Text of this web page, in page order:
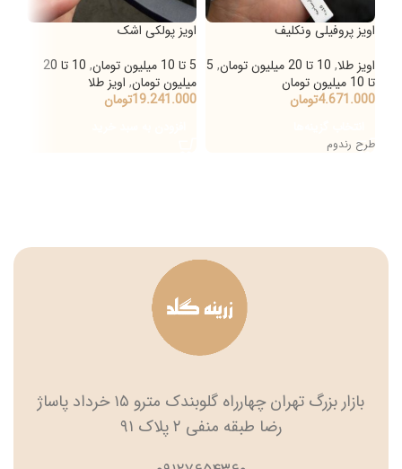
اویز پروفیلی ونکلیف
اویز طلا, 10 تا 20 میلیون تومان ,
5
تا 10 میلیون تومان
4.671.000تومان
طرح رندوم
اویز پولکی اشک
5 تا 10 میلیون تومان
,
10 تا 20
میلیون تومان, اویز طلا
19.241.000تومان
بازار بزرگ تهران چهارراه گلوبندک مترو ۱۵ خرداد پاساژ
رضا طبقه منفی ۲ پلاک ۹۱